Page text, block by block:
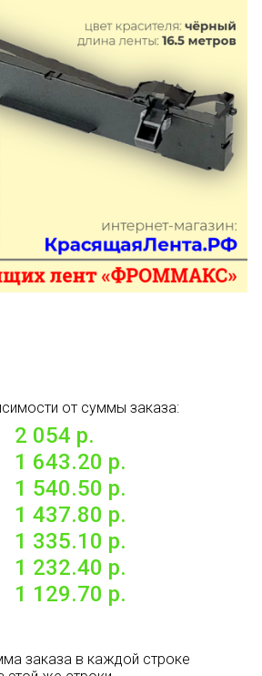
от суммы заказа:
2 054 р.
1 643.20 р.
1 540.50 р.
1 437.80 р.
1 335.10 р.
1 232.40 р.
1 129.70 р.
заказа в каждой строке